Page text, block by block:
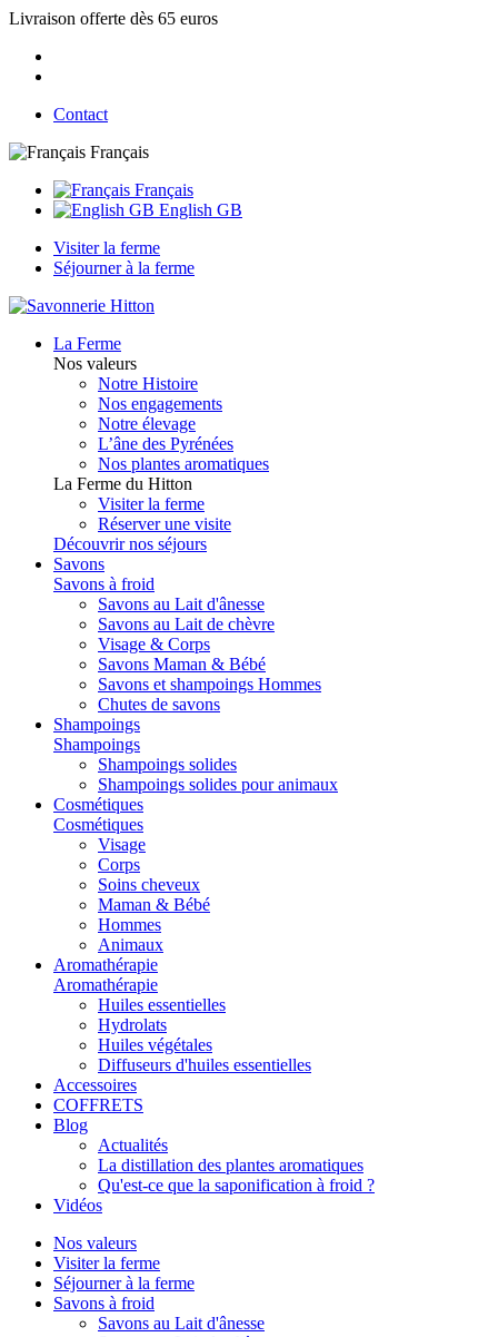
Livraison offerte dès 65 euros
Contact
Français
Français
English GB
Visiter la ferme
Séjourner à la ferme
La Ferme
Nos valeurs
Notre Histoire
Nos engagements
Notre élevage
L’âne des Pyrénées
Nos plantes aromatiques
La Ferme du Hitton
Visiter la ferme
Réserver une visite
Découvrir nos séjours
Savons
Savons à froid
Savons au Lait d'ânesse
Savons au Lait de chèvre
Visage & Corps
Savons Maman & Bébé
Savons et shampoings Hommes
Chutes de savons
Shampoings
Shampoings
Shampoings solides
Shampoings solides pour animaux
Cosmétiques
Cosmétiques
Visage
Corps
Soins cheveux
Maman & Bébé
Hommes
Animaux
Aromathérapie
Aromathérapie
Huiles essentielles
Hydrolats
Huiles végétales
Diffuseurs d'huiles essentielles
Accessoires
COFFRETS
Blog
Actualités
La distillation des plantes aromatiques
Qu'est-ce que la saponification à froid ?
Vidéos
Nos valeurs
Visiter la ferme
Séjourner à la ferme
Savons à froid
Savons au Lait d'ânesse